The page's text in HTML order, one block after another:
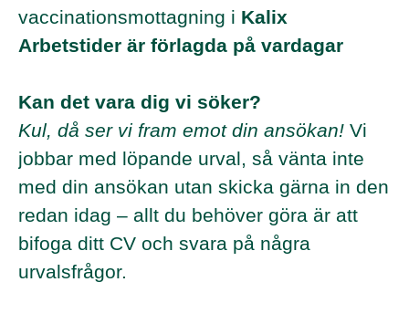
vaccinationsmottagning i Kalix
Arbetstider är förlagda på vardagar
Kan det vara dig vi söker?
Kul, då ser vi fram emot din ansökan! Vi
jobbar med löpande urval, så vänta inte
med din ansökan utan skicka gärna in den
redan idag – allt du behöver göra är att
bifoga ditt CV och svara på några
urvalsfrågor.